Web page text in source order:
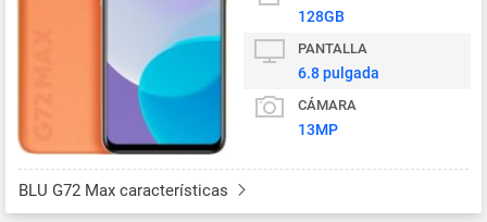
128GB
PANTALLA
6.8 pulgada
CÁMARA
13MP
BLU G72 Max características